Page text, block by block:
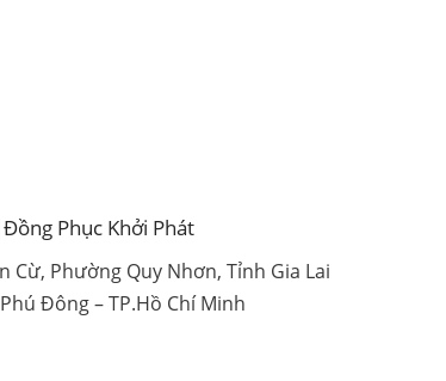
Phục Khởi Phát
Cừ, Phường Quy Nhơn, Tỉnh Gia Lai
Đông – TP.Hồ Chí Minh